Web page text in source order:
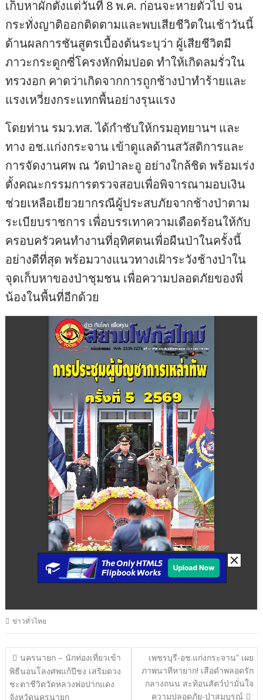
เก็บหาผักตั้งแต่วันที่ 8 พ.ค. ก่อนจะหายตัวไป จน
กระทั่งญาติออกติดตามและพบเสียชีวิตในเช้าวันนี้
ด้านผลการชันสูตรเบื้องต้นระบุว่า ผู้เสียชีวิตมี
ภาวะกระดูกซี่โครงหักทิ่มปอด ทำให้เกิดลมรั่วใน
ทรวงอก คาดว่าเกิดจากการถูกช้างป่าทำร้ายและ
แรงเหวี่ยงกระแทกพื้นอย่างรุนแรง
โดยท่าน รมว.ทส. ได้กำชับให้กรมอุทยานฯ และ
ทาง อช.แก่งกระจาน เข้าดูแลด้านสวัสดิการและ
การจัดงานศพ ณ วัดป่าละอู อย่างใกล้ชิด พร้อมเร่ง
ตั้งคณะกรรมการตรวจสอบเพื่อพิจารณามอบเงิน
ช่วยเหลือเยียวยากรณีผู้ประสบภัยจากช้างป่าตาม
ระเบียบราชการ เพื่อบรรเทาความเดือดร้อนให้กับ
ครอบครัวคนทำงานที่อุทิศตนเพื่อผืนป่าในครั้งนี้
อย่างดีที่สุด พร้อมวางแนวทางเฝ้าระวังช้างป่าใน
จุดเก็บหาของป่าชุมชน เพื่อความปลอดภัยของพี่
น้องในพื้นที่อีกด้วย
ข่าวทั่วไทย
แนะแนว
เรื่อง
นครนายก – นักท่องเที่ยวเข้า
พิธีนอนโลงศพแก้ปีชง เสริมดวง
ชะตาชีวิตวัดหลวงพ่อปากแดง
จังหวัดนครนายก
เพชรบุรี-อช.แก่งกระจาน” เผย
ภาพนาทีหายาก! เสือดำพลอดรัก
กลางถนน สะท้อนสัตว์ป่ามั่นใจ
ความปลอดภัย-ป่าสมบูรณ์